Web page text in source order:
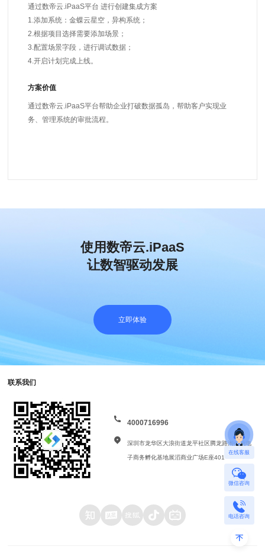
通过数帝云.iPaaS平台 进行创建集成方案
1.添加系统：金蝶云星空，异构系统；
2.根据项目选择需要添加场景；
3.配置场景字段，进行调试数据；
4.开启计划完成上线。
方案价值
通过数帝云.iPaaS平台帮助企业打破数据孤岛，帮助客户实现业
务、管理系统的审批流程。
使用数帝云.iPaaS
让数智驱动发展
立即体验
联系我们
4000716996
深圳市龙华区大浪街道龙平社区腾龙路淘金地电
子商务孵化基地展滔商业广场E座401
在线客服
微信咨询
电话咨询